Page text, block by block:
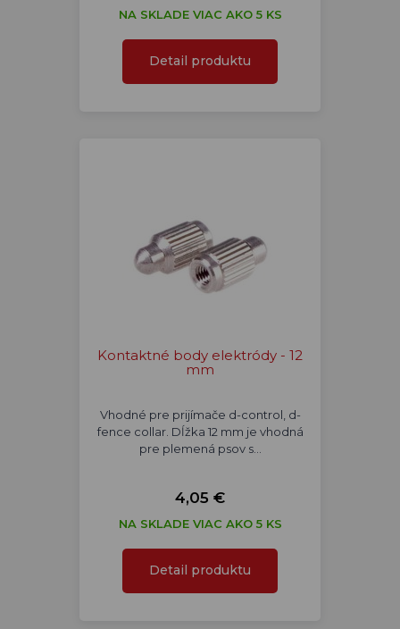
NA SKLADE VIAC AKO 5 KS
Detail produktu
Kontaktné body elektródy - 12
mm
Vhodné pre prijímače d-control, d-
fence collar. Dĺžka 12 mm je vhodná
pre plemená psov s…
4,05 €
NA SKLADE VIAC AKO 5 KS
Detail produktu